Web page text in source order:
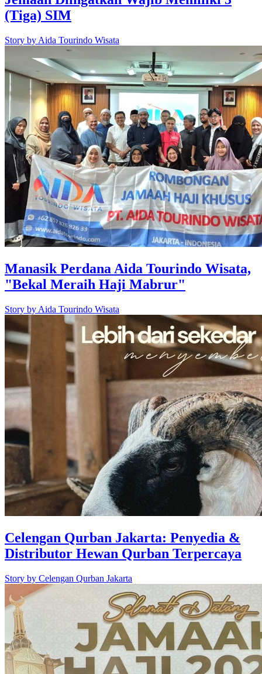
(Tiga) SIM
Story by Aida Tourindo Wisata
Manasik Perdana Aida Tourindo Wisata,
"Bekal Meraih Haji Mabrur"
Story by Aida Tourindo Wisata
Celengan Qurban Jakarta: Penyedia &
Distributor Hewan Qurban Terpercaya
Story by Celengan Qurban Jakarta